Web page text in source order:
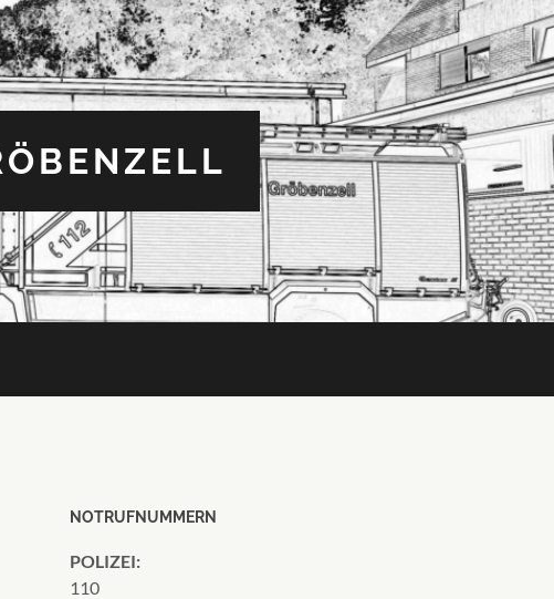
NOTRUFNUMMERN
POLIZEI:
110